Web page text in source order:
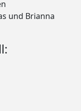
und Brianna